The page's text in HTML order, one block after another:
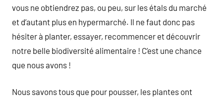
vous ne obtiendrez pas, ou peu, sur les étals du marché
et d’autant plus en hypermarché. Il ne faut donc pas
hésiter à planter, essayer, recommencer et découvrir
notre belle biodiversité alimentaire ! C’est une chance
que nous avons !
Nous savons tous que pour pousser, les plantes ont